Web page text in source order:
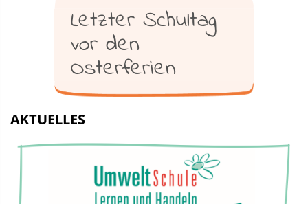
Letzter Schultag
vor den
Osterferien
AKTUELLES